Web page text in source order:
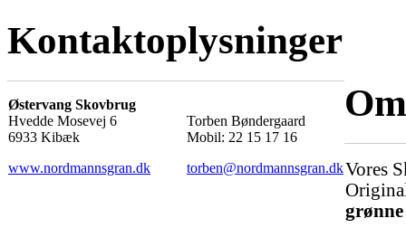
Kontaktoplysninger
Østervang Skovbrug
Hvedde Mosevej 6
6933 Kibæk
www.nordmannsgran.dk
Torben Bøndergaard
Mobil: 22 15 17 16
torben@nordmannsgran.dkVores